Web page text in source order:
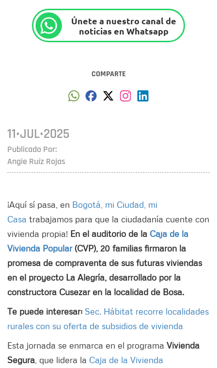
Únete a nuestro canal de
noticias en Whatsapp
COMPARTE
Publicado Por:
Angie Ruíz Rojas
11•JUL•2025
¡Aquí sí pasa, en Bogotá, mi Ciudad, mi
Casa trabajamos para que la ciudadanía cuente con
vivienda propia! En el auditorio de la Caja de la
Vivienda Popular(CVP), 20 familias firmaron la
promesa de compraventa de sus futuras viviendas
en el proyecto La Alegría, desarrollado por la
constructora Cusezar en la localidad de Bosa.
Te puede interesar: Sec. Hábitat recorre localidades
rurales con su oferta de subsidios de vivienda
Esta jornada se enmarca en el programa Vivienda
Segura , que lidera la Caja de la Vivienda